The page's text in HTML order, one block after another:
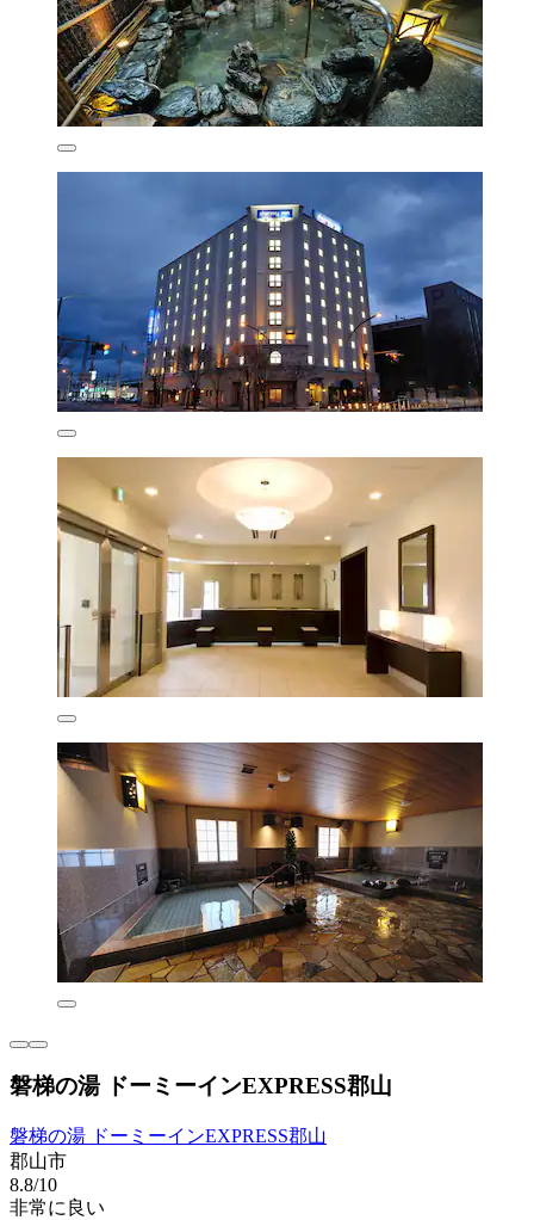
磐梯の湯 ドーミーインEXPRESS郡山
磐梯の湯 ドーミーインEXPRESS郡山
郡山市
8.8/10
非常に良い